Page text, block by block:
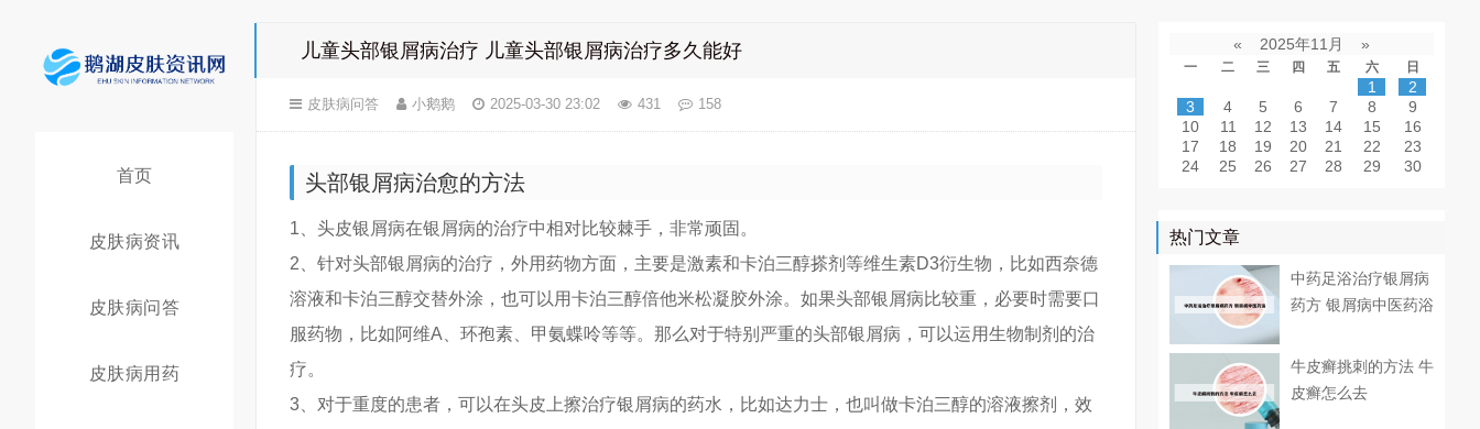
首页
皮肤病资讯
皮肤病问答
皮肤病用药
儿童头部银屑病治疗 儿童头部银屑病治疗多久能好
皮肤病问答 小鹅鹅 2025-03-30 23:02 431 158
头部银屑病治愈的方法
1、头皮银屑病在银屑病的治疗中相对比较棘手，非常顽固。
2、针对头部银屑病的治疗，外用药物方面，主要是激素和卡泊三醇搽剂等维生素D3衍生物，比如西奈德
溶液和卡泊三醇交替外涂，也可以用卡泊三醇倍他米松凝胶外涂。如果头部银屑病比较重，必要时需要口
服药物，比如阿维A、环孢素、甲氨蝶呤等等。那么对于特别严重的头部银屑病，可以运用生物制剂的治
疗。
3、对于重度的患者，可以在头皮上擦治疗银屑病的药水，比如达力士，也叫做卡泊三醇的溶液擦剂，效
« 2025年11月 »
一 二 三 四 五 六 日
1
2
3
4 5 6 7 8
9
10
11 12 13 14 15
16
17
18 19 20 21 22
23
24
25 26 27 28 29 30
热门文章
中药足浴治疗银屑病
药方 银屑病中医药浴
牛皮癣挑刺的方法 牛
皮癣怎么去